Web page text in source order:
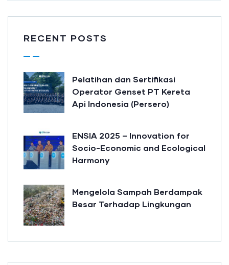
RECENT POSTS
Pelatihan dan Sertifikasi
Operator Genset PT Kereta
Api Indonesia (Persero)
ENSIA 2025 – Innovation for
Socio-Economic and Ecological
Harmony
Mengelola Sampah Berdampak
Besar Terhadap Lingkungan